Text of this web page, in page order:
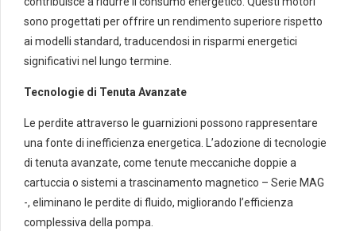
sono progettati per offrire un rendimento superiore rispetto
ai modelli standard, traducendosi in risparmi energetici
significativi nel lungo termine.
Tecnologie di Tenuta Avanzate
Le perdite attraverso le guarnizioni possono rappresentare
una fonte di inefficienza energetica. L’adozione di tecnologie
di tenuta avanzate, come tenute meccaniche doppie a
cartuccia o sistemi a trascinamento magnetico – Serie MAG
-, eliminano le perdite di fluido, migliorando l’efficienza
complessiva della pompa.